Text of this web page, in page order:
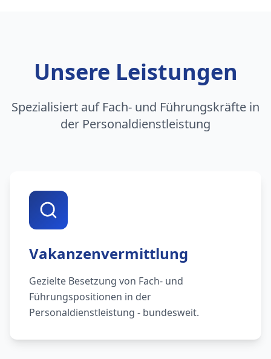
Unsere Leistungen
Spezialisiert auf Fach- und Führungskräfte in
der Personaldienstleistung
Vakanzenvermittlung
Gezielte Besetzung von Fach- und
Führungspositionen in der
Personaldienstleistung - bundesweit.